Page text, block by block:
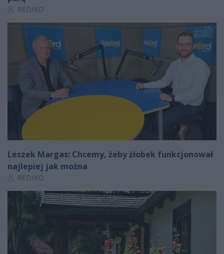
Autor artykułu:
RED/KD
Leszek Margas: Chcemy, żeby żłobek funkcjonował
najlepiej jak można
Autor artykułu:
RED/KD